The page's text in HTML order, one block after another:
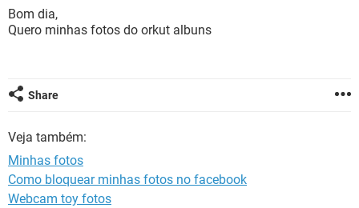
INSTAGRAM
GUIA DE COMPRAS
OUTLOOK
JOGOS
CELULAR FACEBOOK
INSTAGRAM
Bom dia,
Quero minhas fotos do orkut albuns
Share
Veja também:
Minhas fotos
Como bloquear minhas fotos no facebook
Webcam toy fotos